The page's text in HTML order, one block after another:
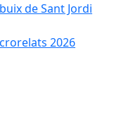
de Sant Jordi
2026